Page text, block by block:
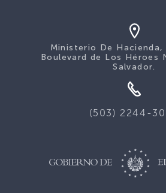
Ministerio De Hacienda,
Boulevard de Los Héroes
Salvador.
(503) 2244-